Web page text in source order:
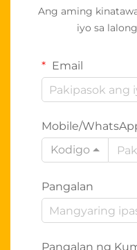
Ang aming
iyo sa
Email
Mobile/
Kodigo
Pangalan
Pangalan ng